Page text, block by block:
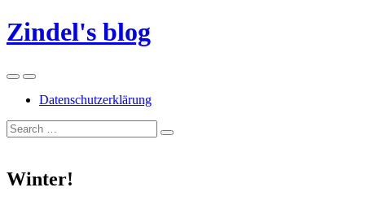
Skip
to
Zindel's blog
MenuSearch
Datenschutzerklärung
Suchen
nach:
Suchen
Winter!